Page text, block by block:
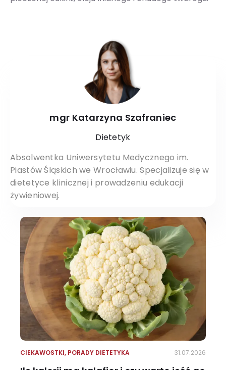
mgr Katarzyna Szafraniec
Dietetyk
Absolwentka Uniwersytetu Medycznego im.
Piastów Śląskich we Wrocławiu. Specjalizuje się w
dietetyce klinicznej i prowadzeniu edukacji
żywieniowej.
CIEKAWOSTKI, PORADY DIETETYKA 31.07.2026